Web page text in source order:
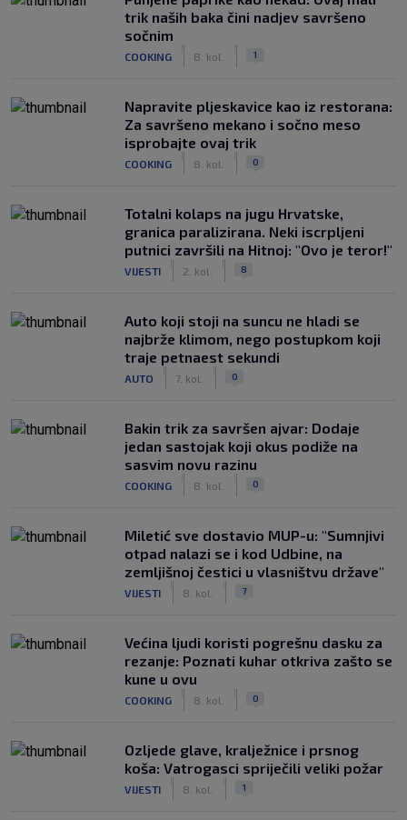
trik naših baka čini nadjev savršeno
sočnim
COOKING 8. kol. 1
Napravite pljeskavice kao iz restorana:
Za savršeno mekano i sočno meso
isprobajte ovaj trik
COOKING 8. kol. 0
Totalni kolaps na jugu Hrvatske,
granica paralizirana. Neki iscrpljeni
putnici završili na Hitnoj: "Ovo je teror!"
VIJESTI 2. kol. 8
Auto koji stoji na suncu ne hladi se
najbrže klimom, nego postupkom koji
traje petnaest sekundi
AUTO 7. kol. 0
Bakin trik za savršen ajvar: Dodaje
jedan sastojak koji okus podiže na
sasvim novu razinu
COOKING 8. kol. 0
Miletić sve dostavio MUP-u: "Sumnjivi
otpad nalazi se i kod Udbine, na
zemljišnoj čestici u vlasništvu države"
VIJESTI 8. kol. 7
Većina ljudi koristi pogrešnu dasku za
rezanje: Poznati kuhar otkriva zašto se
kune u ovu
COOKING 8. kol. 0
Ozljede glave, kralježnice i prsnog
koša: Vatrogasci spriječili veliki požar
VIJESTI 8. kol. 1